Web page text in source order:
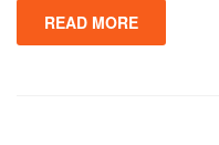
READ MORE